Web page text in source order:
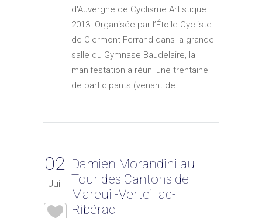
d'Auvergne de Cyclisme Artistique
2013. Organisée par l’Étoile Cycliste
de Clermont-Ferrand dans la grande
salle du Gymnase Baudelaire, la
manifestation a réuni une trentaine
de participants (venant de...
02
Juil
Damien Morandini au
Tour des Cantons de
Mareuil-Verteillac-
Ribérac